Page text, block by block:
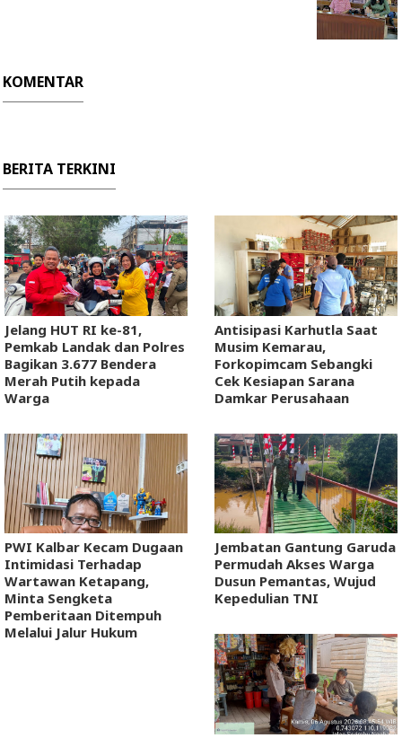
KOMENTAR
BERITA TERKINI
Jelang HUT RI ke-81,
Pemkab Landak dan Polres
Bagikan 3.677 Bendera
Merah Putih kepada
Warga
Antisipasi Karhutla Saat
Musim Kemarau,
Forkopimcam Sebangki
Cek Kesiapan Sarana
Damkar Perusahaan
PWI Kalbar Kecam Dugaan
Intimidasi Terhadap
Wartawan Ketapang,
Minta Sengketa
Pemberitaan Ditempuh
Melalui Jalur Hukum
Jembatan Gantung Garuda
Permudah Akses Warga
Dusun Pemantas, Wujud
Kepedulian TNI